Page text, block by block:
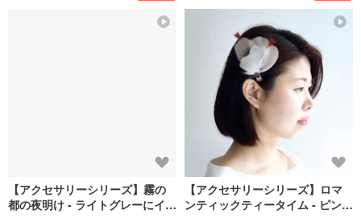
【アクセサリーシリーズ】霧の
都の夜明け - ライトグレーにイエ
【アクセサリーシリーズ】ロマ
ンティックティータイム - ピンク